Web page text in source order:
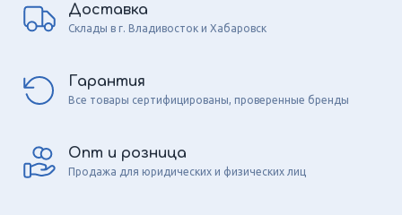
Доставка
Склады в г. Владивосток и Хабаровск
Гарантия
Все товары сертифицированы, проверенные бренды
Опт и розница
Продажа для юридических и физических лиц